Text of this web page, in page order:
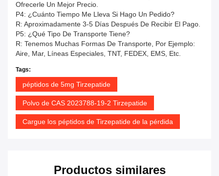
Ofrecerle Un Mejor Precio.
P4: ¿Cuánto Tiempo Me Lleva Si Hago Un Pedido?
R: Aproximadamente 3-5 Días Después De Recibir El Pago.
P5: ¿Qué Tipo De Transporte Tiene?
R: Tenemos Muchas Formas De Transporte, Por Ejemplo:
Aire, Mar, Líneas Especiales, TNT, FEDEX, EMS, Etc.
Tags:
péptidos de 5mg Tirzepatide
Polvo de CAS 2023788-19-2 Tirzepatide
Cargue los péptidos de Tirzepatide de la pérdida
Productos similares